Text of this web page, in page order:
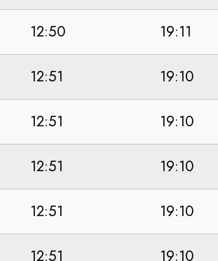
12:50 19:11
12:51 19:10
12:51 19:10
12:51 19:10
12:51 19:10
12:51 19:10